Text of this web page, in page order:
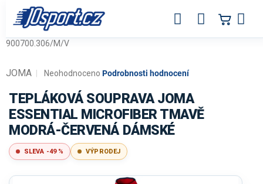
obsah
900700.306/M/V
Průměrné
produktu
je
0,0
z
hvězdiček.
Neohodnoceno Podrobnosti hodnocení
JOMA
TEPLÁKOVÁ SOUPRAVA JOMA
ESSENTIAL MICROFIBER TMAVĚ
MODRÁ-ČERVENÁ DÁMSKÉ
SLEVA -49 % VÝPRODEJ